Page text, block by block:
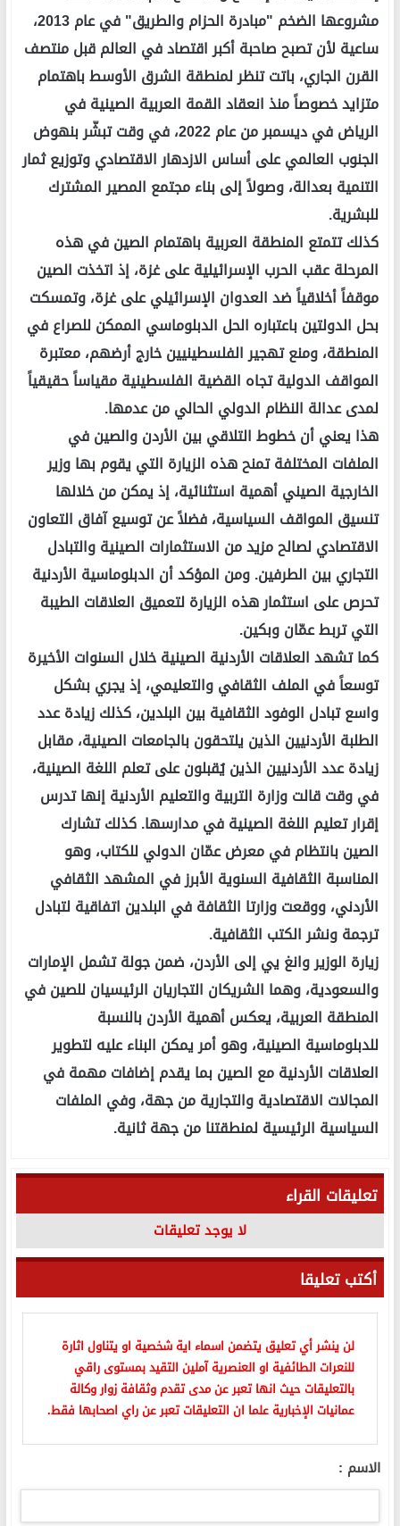
مشروعها الضخم "مبادرة الحزام والطريق" في عام 2013،
ساعية لأن تصبح صاحبة أكبر اقتصاد في العالم قبل منتصف
القرن الجاري، باتت تنظر لمنطقة الشرق الأوسط باهتمام
متزايد خصوصاً منذ انعقاد القمة العربية الصينية في
الرياض في ديسمبر من عام 2022، في وقت تبشّر بنهوض
الجنوب العالمي على أساس الازدهار الاقتصادي وتوزيع ثمار
التنمية بعدالة، وصولاً إلى بناء مجتمع المصير المشترك
للبشرية.
كذلك تتمتع المنطقة العربية باهتمام الصين في هذه
المرحلة عقب الحرب الإسرائيلية على غزة، إذ اتخذت الصين
موقفاً أخلاقياً ضد العدوان الإسرائيلي على غزة، وتمسكت
بحل الدولتين باعتباره الحل الدبلوماسي الممكن للصراع في
المنطقة، ومنع تهجير الفلسطينيين خارج أرضهم، معتبرة
المواقف الدولية تجاه القضية الفلسطينية مقياساً حقيقياً
لمدى عدالة النظام الدولي الحالي من عدمها.
هذا يعني أن خطوط التلاقي بين الأردن والصين في
الملفات المختلفة تمنح هذه الزيارة التي يقوم بها وزير
الخارجية الصيني أهمية استثنائية، إذ يمكن من خلالها
تنسيق المواقف السياسية، فضلاً عن توسيع آفاق التعاون
الاقتصادي لصالح مزيد من الاستثمارات الصينية والتبادل
التجاري بين الطرفين. ومن المؤكد أن الدبلوماسية الأردنية
تحرص على استثمار هذه الزيارة لتعميق العلاقات الطيبة
التي تربط عمّان وبكين.
كما تشهد العلاقات الأردنية الصينية خلال السنوات الأخيرة
توسعاً في الملف الثقافي والتعليمي، إذ يجري بشكل
واسع تبادل الوفود الثقافية بين البلدين، كذلك زيادة عدد
الطلبة الأردنيين الذين يلتحقون بالجامعات الصينية، مقابل
زيادة عدد الأردنيين الذين يُقبلون على تعلم اللغة الصينية،
في وقت قالت وزارة التربية والتعليم الأردنية إنها تدرس
إقرار تعليم اللغة الصينية في مدارسها. كذلك تشارك
الصين بانتظام في معرض عمّان الدولي للكتاب، وهو
المناسبة الثقافية السنوية الأبرز في المشهد الثقافي
الأردني، ووقعت وزارتا الثقافة في البلدين اتفاقية لتبادل
ترجمة ونشر الكتب الثقافية.
زيارة الوزير وانغ يي إلى الأردن، ضمن جولة تشمل الإمارات
والسعودية، وهما الشريكان التجاريان الرئيسيان للصين في
المنطقة العربية، يعكس أهمية الأردن بالنسبة
للدبلوماسية الصينية، وهو أمر يمكن البناء عليه لتطوير
العلاقات الأردنية مع الصين بما يقدم إضافات مهمة في
المجالات الاقتصادية والتجارية من جهة، وفي الملفات
السياسية الرئيسية لمنطقتنا من جهة ثانية.
تعليقات القراء
لا يوجد تعليقات
أكتب تعليقا
لن ينشر أي تعليق يتضمن اسماء اية شخصية او يتناول اثارة
للنعرات الطائفية او العنصرية آملين التقيد بمستوى راقي
بالتعليقات حيث انها تعبر عن مدى تقدم وثقافة زوار وكالة
عمانيات الإخبارية علما ان التعليقات تعبر عن راي اصحابها فقط.
الاسم :